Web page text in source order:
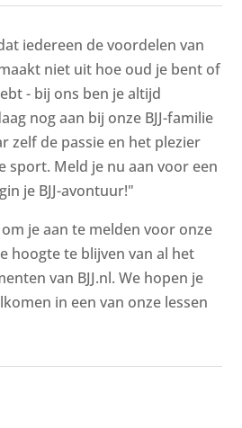
iedereen de voordelen van
niet uit hoe oud je bent of
- bij ons ben je altijd
nog aan bij onze BJJ-familie
zelf de passie en het plezier
sport. Meld je nu aan voor een
je BJJ-avontuur!"
je aan te melden voor onze
hoogte te blijven van al het
van BJJ.nl. We hopen je
in een van onze lessen